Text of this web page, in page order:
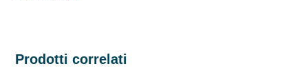
Prodotti correlati